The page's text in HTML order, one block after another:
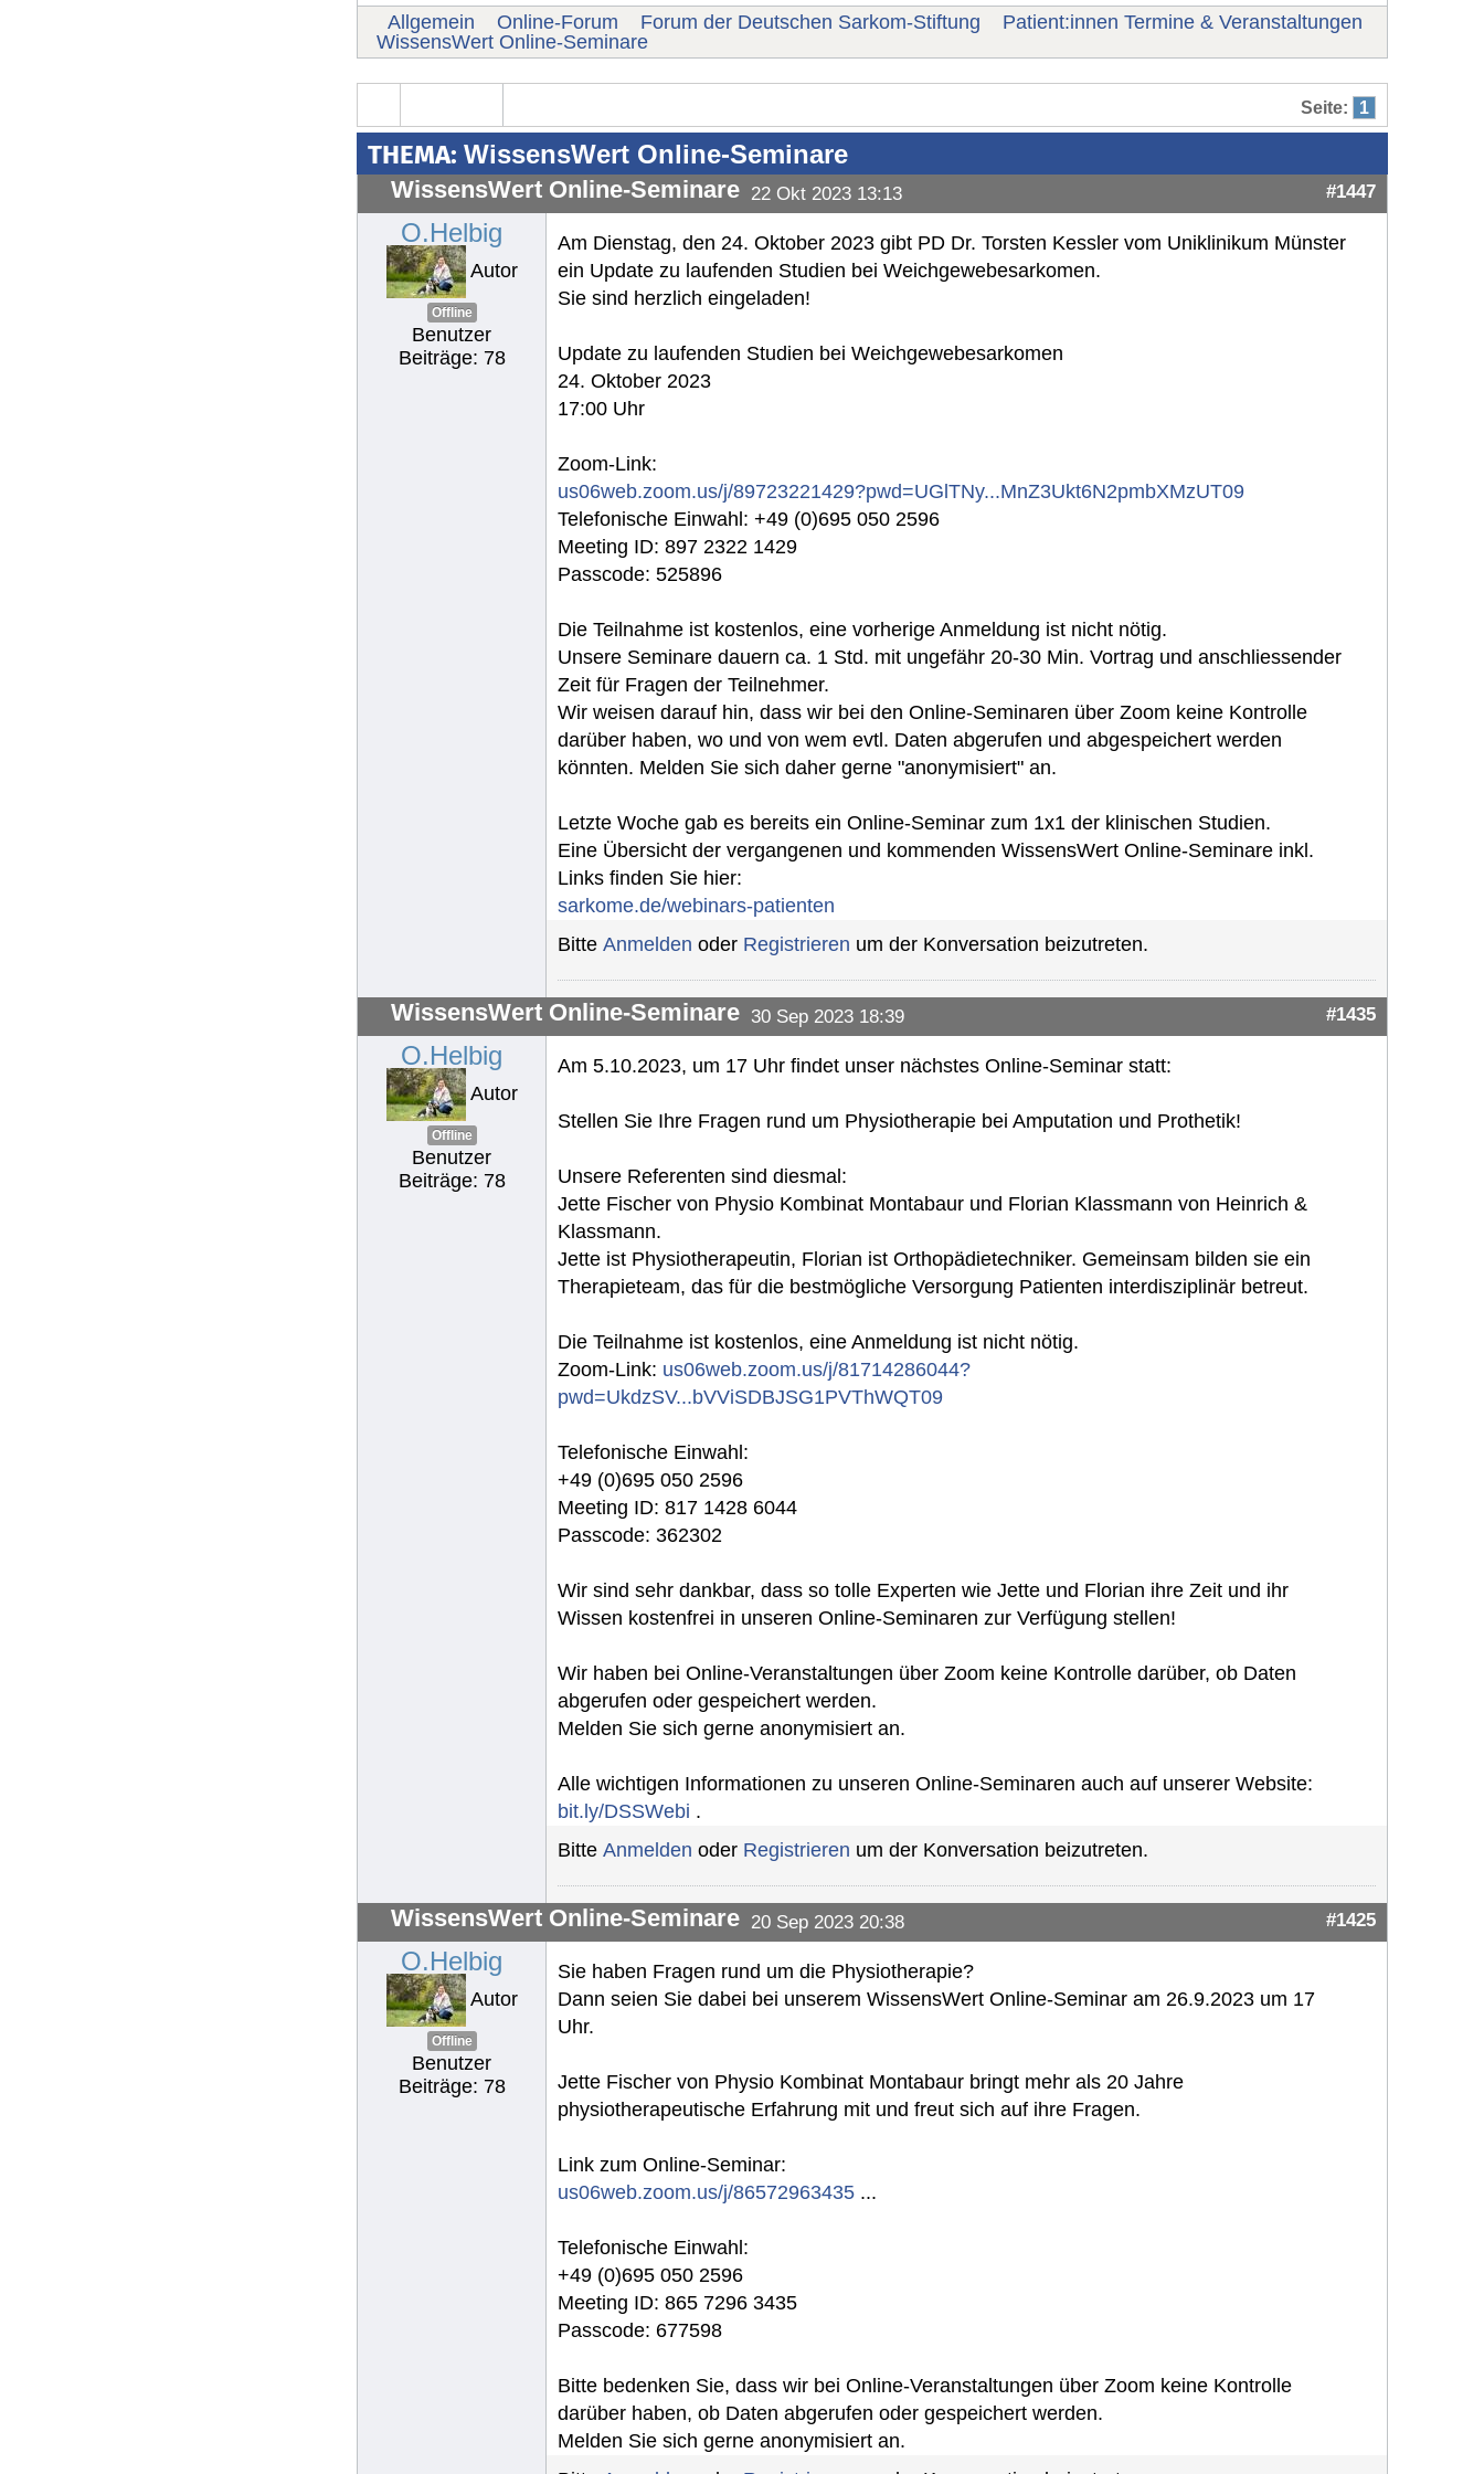
Allgemein Online-Forum Forum der Deutschen Sarkom-Stiftung
Patient:innen Termine & Veranstaltungen
WissensWert Online-Seminare
Seite: 1
THEMA: WissensWert Online-Seminare
WissensWert Online-Seminare 22 Okt 2023 13:13 #1447
O.Helbig
Autor
Offline
Benutzer
Beiträge: 78
Am Dienstag, den 24. Oktober 2023 gibt PD Dr. Torsten Kessler vom Uniklinikum Münster
ein Update zu laufenden Studien bei Weichgewebesarkomen.
Sie sind herzlich eingeladen!
Update zu laufenden Studien bei Weichgewebesarkomen
24. Oktober 2023
17:00 Uhr
Zoom-Link:
us06web.zoom.us/j/89723221429?pwd=UGlTNy...MnZ3Ukt6N2pmbXMzUT09
Telefonische Einwahl: +49 (0)695 050 2596
Meeting ID: 897 2322 1429
Passcode: 525896
Die Teilnahme ist kostenlos, eine vorherige Anmeldung ist nicht nötig.
Unsere Seminare dauern ca. 1 Std. mit ungefähr 20-30 Min. Vortrag und anschliessender
Zeit für Fragen der Teilnehmer.
Wir weisen darauf hin, dass wir bei den Online-Seminaren über Zoom keine Kontrolle
darüber haben, wo und von wem evtl. Daten abgerufen und abgespeichert werden
könnten. Melden Sie sich daher gerne "anonymisiert" an.
Letzte Woche gab es bereits ein Online-Seminar zum 1x1 der klinischen Studien.
Eine Übersicht der vergangenen und kommenden WissensWert Online-Seminare inkl.
Links finden Sie hier:
sarkome.de/webinars-patienten
Bitte Anmelden oder Registrieren um der Konversation beizutreten.
WissensWert Online-Seminare 30 Sep 2023 18:39 #1435
O.Helbig
Autor
Offline
Benutzer
Beiträge: 78
Am 5.10.2023, um 17 Uhr findet unser nächstes Online-Seminar statt:
Stellen Sie Ihre Fragen rund um Physiotherapie bei Amputation und Prothetik!
Unsere Referenten sind diesmal:
Jette Fischer von Physio Kombinat Montabaur und Florian Klassmann von Heinrich &
Klassmann.
Jette ist Physiotherapeutin, Florian ist Orthopädietechniker. Gemeinsam bilden sie ein
Therapieteam, das für die bestmögliche Versorgung Patienten interdisziplinär betreut.
Die Teilnahme ist kostenlos, eine Anmeldung ist nicht nötig.
Zoom-Link: us06web.zoom.us/j/81714286044?
pwd=UkdzSV...bVViSDBJSG1PVThWQT09
Telefonische Einwahl:
+49 (0)695 050 2596
Meeting ID: 817 1428 6044
Passcode: 362302
Wir sind sehr dankbar, dass so tolle Experten wie Jette und Florian ihre Zeit und ihr
Wissen kostenfrei in unseren Online-Seminaren zur Verfügung stellen!
Wir haben bei Online-Veranstaltungen über Zoom keine Kontrolle darüber, ob Daten
abgerufen oder gespeichert werden.
Melden Sie sich gerne anonymisiert an.
Alle wichtigen Informationen zu unseren Online-Seminaren auch auf unserer Website:
bit.ly/DSSWebi .
Bitte Anmelden oder Registrieren um der Konversation beizutreten.
WissensWert Online-Seminare 20 Sep 2023 20:38 #1425
O.Helbig
Autor
Offline
Benutzer
Beiträge: 78
Sie haben Fragen rund um die Physiotherapie?
Dann seien Sie dabei bei unserem WissensWert Online-Seminar am 26.9.2023 um 17
Uhr.
Jette Fischer von Physio Kombinat Montabaur bringt mehr als 20 Jahre
physiotherapeutische Erfahrung mit und freut sich auf ihre Fragen.
Link zum Online-Seminar:
us06web.zoom.us/j/86572963435 ...
Telefonische Einwahl:
+49 (0)695 050 2596
Meeting ID: 865 7296 3435
Passcode: 677598
Bitte bedenken Sie, dass wir bei Online-Veranstaltungen über Zoom keine Kontrolle
darüber haben, ob Daten abgerufen oder gespeichert werden.
Melden Sie sich gerne anonymisiert an.